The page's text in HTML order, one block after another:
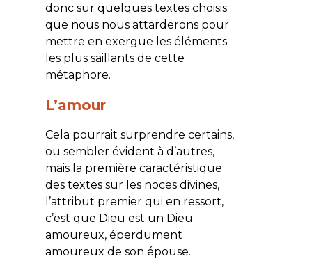
donc sur quelques textes choisis
que nous nous attarderons pour
mettre en exergue les éléments
les plus saillants de cette
métaphore.
L’amour
Cela pourrait surprendre certains,
ou sembler évident à d’autres,
mais la première caractéristique
des textes sur les noces divines,
l’attribut premier qui en ressort,
c’est que Dieu est un Dieu
amoureux, éperdument
amoureux de son épouse.